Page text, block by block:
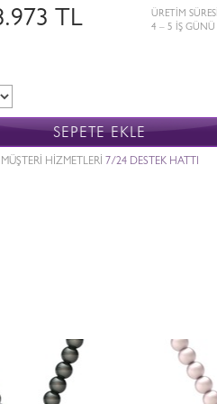
TL
ÜRETİM SÜRESİ
4 – 5 İŞ GÜNÜ
SEPETE EKLE
MÜŞTERİ HİZMETLERİ 7/24 DESTEK HATTI